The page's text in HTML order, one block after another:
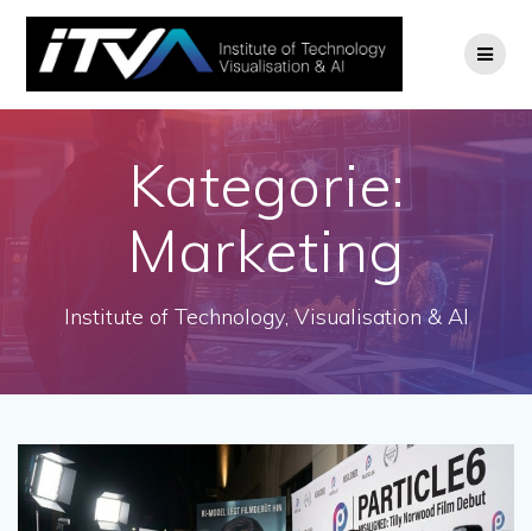
Zum
Inhalt
springen
Kategorie:
Marketing
Institute of Technology, Visualisation & AI